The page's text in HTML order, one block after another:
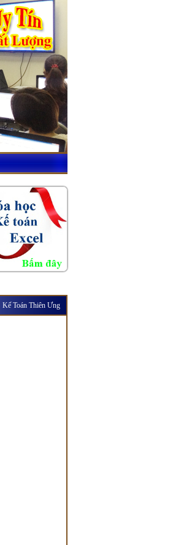
Kế Toán Thiên Ưng